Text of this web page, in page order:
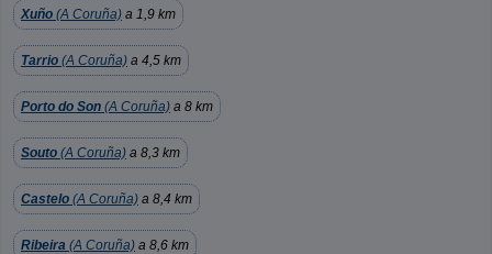
Xuño (A Coruña) a 1,9 km
Tarrio (A Coruña) a 4,5 km
Porto do Son (A Coruña) a 8 km
Souto (A Coruña) a 8,3 km
Castelo (A Coruña) a 8,4 km
Ribeira (A Coruña) a 8,6 km